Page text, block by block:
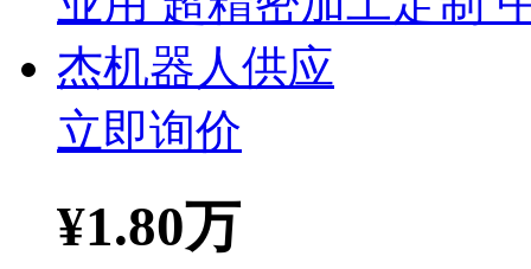
立即询价
¥1.80万